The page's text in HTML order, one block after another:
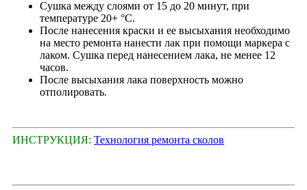
Сушка между слоями от 15 до 20 минут, при
температуре 20+ °С.
После нанесения краски и ее высыхания необходимо
на место ремонта нанести лак при помощи маркера с
лаком. Сушка перед нанесением лака, не менее 12
часов.
После высыхания лака поверхность можно
отполировать.
ИНСТРУКЦИЯ: Технология ремонта сколов